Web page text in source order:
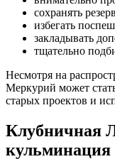
сохранять
избегать
закладывать
тщательно
Несмотря на
Меркурий может
старых проектов и
Клубничная
кульминация